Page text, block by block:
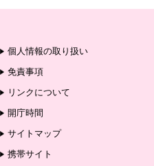
個人情報の取り扱い
免責事項
リンクについて
開庁時間
サイトマップ
携帯サイト